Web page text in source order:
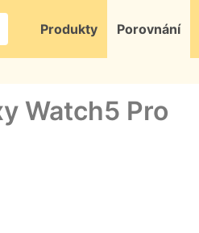
Produkty Porovnání
Watch5 Pro